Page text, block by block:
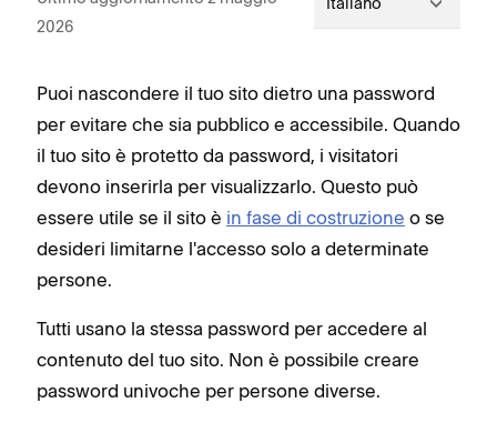
2026
Puoi nascondere il tuo sito dietro una password
per evitare che sia pubblico e accessibile. Quando
il tuo sito è protetto da password, i visitatori
devono inserirla per visualizzarlo. Questo può
essere utile se il sito è in fase di costruzione o se
desideri limitarne l'accesso solo a determinate
persone.
Tutti usano la stessa password per accedere al
contenuto del tuo sito. Non è possibile creare
password univoche per persone diverse.